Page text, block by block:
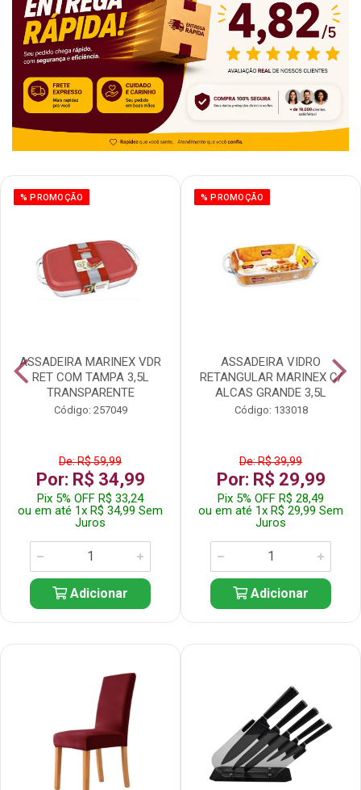
% PROMOÇÃO
ASSADEIRA MARINEX VDR
RET COM TAMPA 3,5L
TRANSPARENTE
Código: 257049
De: R$ 59,99
Por: R$ 34,99
Pix 5% OFF R$ 33,24
ou em até 1x R$ 34,99 Sem
Juros
Adicionar
% PROMOÇÃO
ASSADEIRA VIDRO
RETANGULAR MARINEX C/
ALCAS GRANDE 3,5L
Código: 133018
De: R$ 39,99
Por: R$ 29,99
Pix 5% OFF R$ 28,49
ou em até 1x R$ 29,99 Sem
Juros
Adicionar